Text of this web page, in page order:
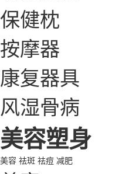
保健枕
按摩器
康复器具
风湿骨病
美容塑身
美容 祛斑 祛痘 减肥